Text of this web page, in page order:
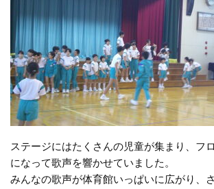
ステージにはたくさんの児童が集まり、フ
になって歌声を響かせていました。
みんなの歌声が体育館いっぱいに広がり、